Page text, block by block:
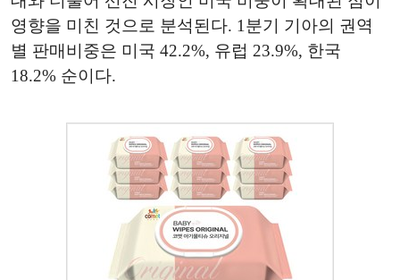
영향을 미친 것으로 분석된다. 1분기 기아의 권역
별 판매비중은 미국 42.2%, 유럽 23.9%, 한국
18.2% 순이다.